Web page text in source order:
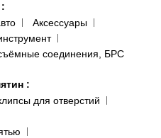
:
Аксессуары
соединения, БРС
:
для отверстий